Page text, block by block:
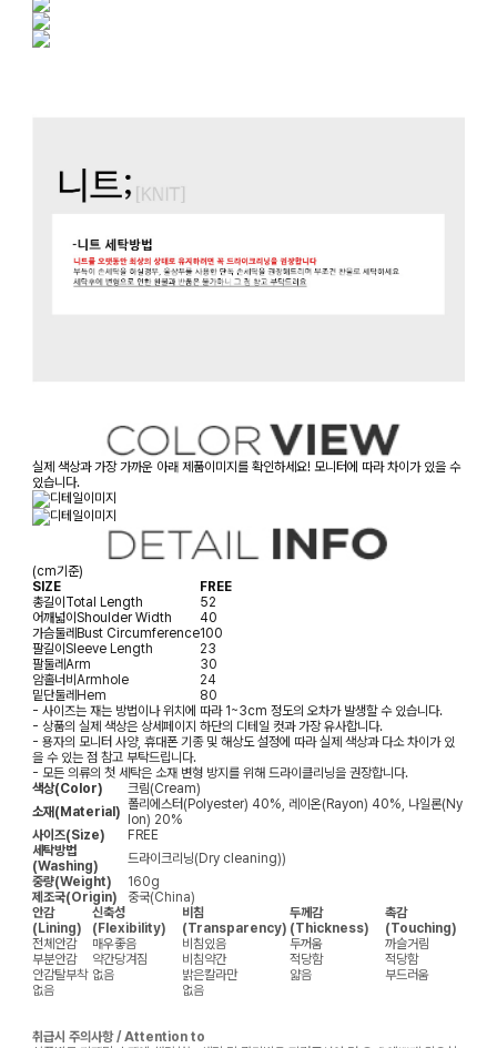
실제 색상과 가장 가까운 아래 제품이미지를 확인하세요! 모니터에 따라 차이가 있을 수
있습니다.
(cm기준)
SIZE
FREE
총길이 Total Length
52
어깨넓이 Shoulder Width
40
가슴둘레 Bust Circumference100
팔길이 Sleeve Length
23
팔둘레 Arm
30
암홀너비 Armhole
24
밑단둘레 Hem
80
- 사이즈는 재는 방법이나 위치에 따라 1~3cm 정도의 오차가 발생할 수 있습니다.
- 상품의 실제 색상은 상세페이지 하단의 디테일 컷과 가장 유사합니다.
- 용자의 모니터 사양, 휴대폰 기종 및 해상도 설정에 따라 실제 색상과 다소 차이가 있
을 수 있는 점 참고 부탁드립니다.
- 모든 의류의 첫 세탁은 소재 변형 방지를 위해 드라이클리닝을 권장합니다.
색상(Color)
크림(Cream)
소재(Material) 폴리에스터(Polyester) 40%, 레이온(Rayon) 40%, 나일론(Ny
lon) 20%
사이즈(Size)
FREE
세탁방법
(Washing)
드라이크리닝(Dry cleaning))
중량(Weight)
160g
제조국(Origin)
중국(China)
안감
(Lining)
신축성
(Flexibility)
비침
(Transparency)
두께감
(Thickness)
촉감
(Touching)
전체안감
매우좋음 비침있음 두꺼움
까슬거림
부분안감
약간당겨짐 비침약간 적당함
적당함
안감탈부착 없음 밝은칼라만 얇음
부드러움
없음
없음
취급시 주의사항 / Attention to